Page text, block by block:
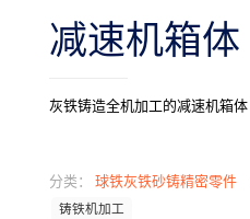
减速机箱体
灰铁铸造全机加工的减速机箱体
分类： 球铁灰铁砂铸精密零件
铸铁机加工